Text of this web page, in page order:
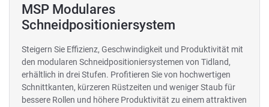
MSP Modulares
Schneidpositioniersystem
Steigern Sie Effizienz, Geschwindigkeit und Produktivität mit
den modularen Schneidpositioniersystemen von Tidland,
erhältlich in drei Stufen. Profitieren Sie von hochwertigen
Schnittkanten, kürzeren Rüstzeiten und weniger Staub für
bessere Rollen und höhere Produktivität zu einem attraktiven